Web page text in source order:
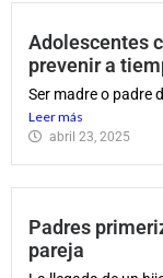
Adolescentes
prevenir a
Ser madre o padre
Leer más
abril 23, 2025
Padres
pareja